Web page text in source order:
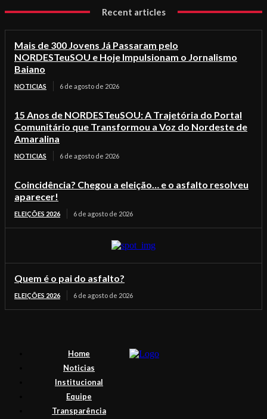
Recent articles
Mais de 300 Jovens Já Passaram pelo
NORDESTeuSOU e Hoje Impulsionam o Jornalismo
Baiano
NOTICIAS 6 de agosto de 2026
15 Anos de NORDESTeuSOU: A Trajetória do Portal
Comunitário que Transformou a Voz do Nordeste de
Amaralina
NOTICIAS 6 de agosto de 2026
Coincidência? Chegou a eleição… e o asfalto resolveu
aparecer!
ELEIÇÕES 2026 6 de agosto de 2026
Quem é o pai do asfalto?
ELEIÇÕES 2026 6 de agosto de 2026
Home
Noticias
Institucional
Equipe
Transparência